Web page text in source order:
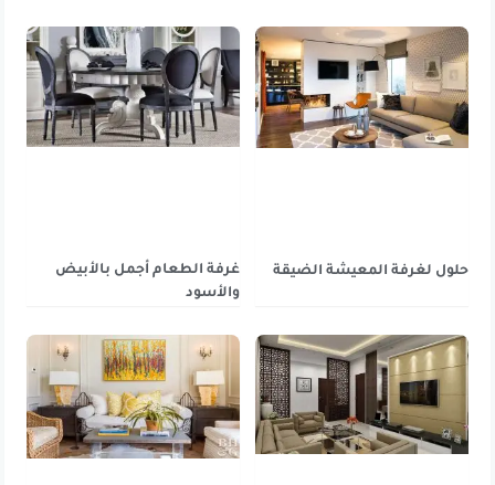
حلول لغرفة المعيشة الضيقة
غرفة الطعام أجمل بالأبيض
والأسود